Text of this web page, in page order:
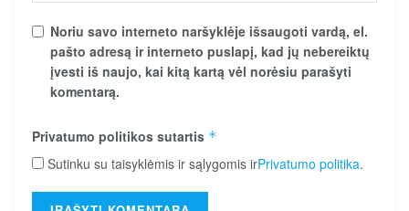
Noriu savo interneto naršyklėje išsaugoti vardą, el.
pašto adresą ir interneto puslapį, kad jų nebereiktų
įvesti iš naujo, kai kitą kartą vėl norėsiu parašyti
komentarą.
Privatumo politikos sutartis *
Sutinku su taisyklėmis ir sąlygomis irPrivatumo politika.